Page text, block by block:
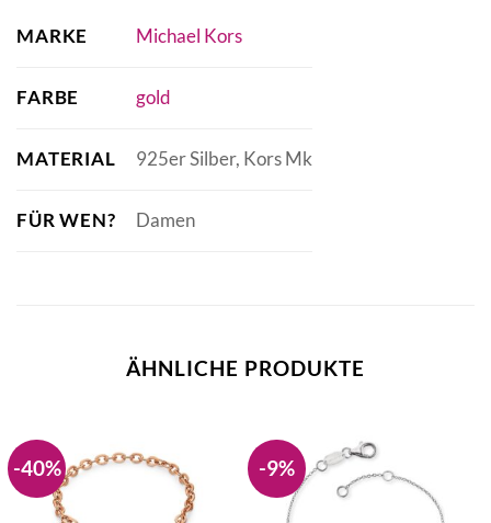
MARKE Michael Kors
FARBE gold
MATERIAL 925er Silber, Kors Mk
FÜR WEN? Damen
ÄHNLICHE PRODUKTE
-40% -9%